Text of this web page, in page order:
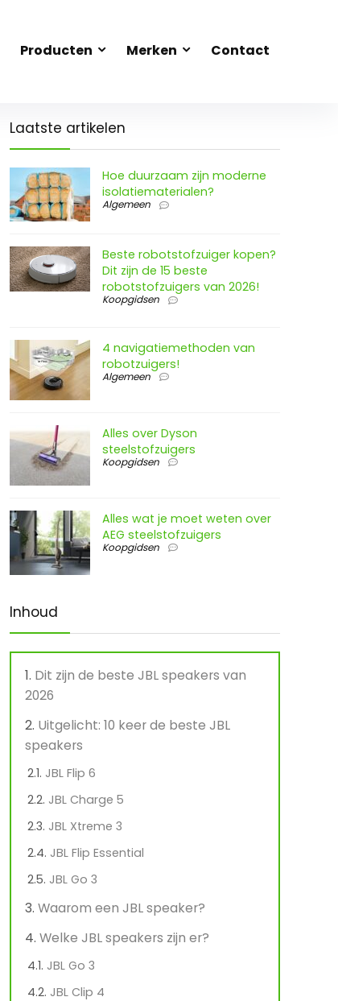
Producten Merken Contact
Laatste artikelen
Hoe duurzaam zijn moderne
isolatiematerialen?
Algemeen
Beste robotstofzuiger kopen?
Dit zijn de 15 beste
robotstofzuigers van 2026!
Koopgidsen
4 navigatiemethoden van
robotzuigers!
Algemeen
Alles over Dyson
steelstofzuigers
Koopgidsen
Alles wat je moet weten over
AEG steelstofzuigers
Koopgidsen
Inhoud
Dit zijn de beste JBL speakers van
2026
Uitgelicht: 10 keer de beste JBL
speakers
JBL Flip 6
JBL Charge 5
JBL Xtreme 3
JBL Flip Essential
JBL Go 3
Waarom een JBL speaker?
Welke JBL speakers zijn er?
JBL Go 3
JBL Clip 4